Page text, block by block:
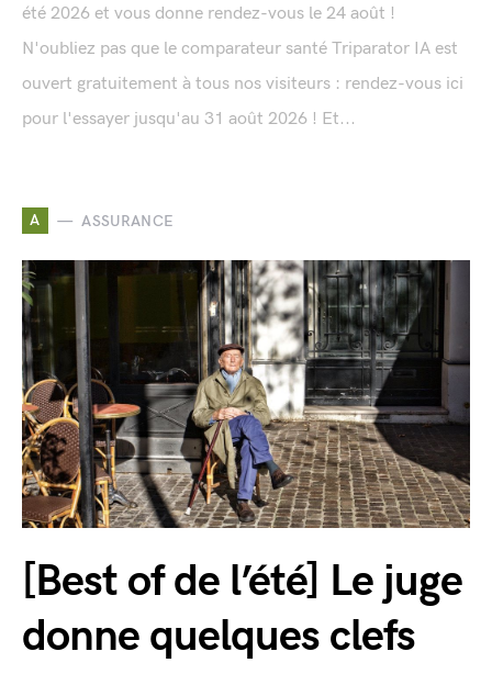
été 2026 et vous donne rendez-vous le 24 août !
N'oubliez pas que le comparateur santé Triparator IA est
ouvert gratuitement à tous nos visiteurs : rendez-vous ici
pour l'essayer jusqu'au 31 août 2026 ! Et...
A ASSURANCE
[Best of de l’été] Le juge
donne quelques clefs